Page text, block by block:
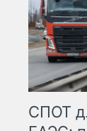
СПОТ